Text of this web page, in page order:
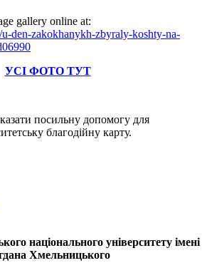
gallery online at:
den-zakokhanykh-zbyraly-koshty-na-
УСІ ФОТО ТУТ
посильну допомогу для
благодійну карту.
національного університету імені
Хмельницького